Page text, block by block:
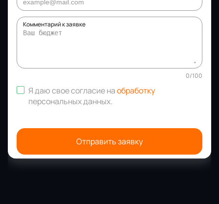
Комментарий к заявке
0/100
Я даю свое согласие наобработку
персональных данных.
Отправить заявку